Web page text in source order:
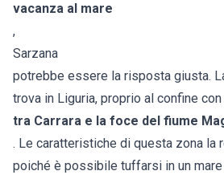
vacanza al mare
,
Sarzana
potrebbe essere la risposta giusta.
trova in Liguria, proprio al confine con
tra Carrara e la foce del fiume
. Le caratteristiche di questa zona la
poiché è possibile tuffarsi in un